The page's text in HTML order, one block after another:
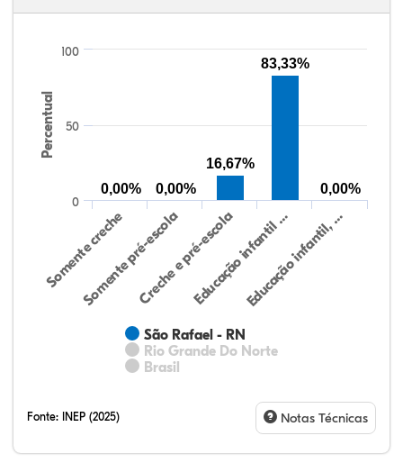
Percentual
São Rafael - RN
Rio Grande Do Norte
Brasil
Somente creche
Somente pré-escolaCreche e pré-escolaEducação infantil …
Educação infantil, …
0
50
100
0,00% 0,00%
16,67%
83,33%
0,00%
Fonte: INEP (2025) Notas Técnicas